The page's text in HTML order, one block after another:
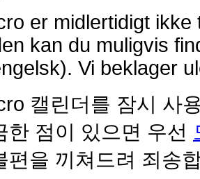
er midlertidigt
kan du muligvis
Vi beklager
캘린더를 잠시 사
한 점이 있으면 우선
편을 끼쳐드려 죄송